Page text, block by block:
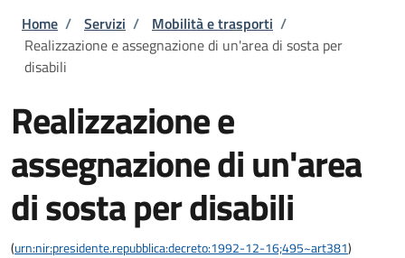
Briciole di pane
Home / Servizi / Mobilità e trasporti /
Realizzazione e assegnazione di un'area di sosta per
disabili
Realizzazione e
assegnazione di un'area
di sosta per disabili
(urn:nir:presidente.repubblica:decreto:1992-12-16;495~art381)